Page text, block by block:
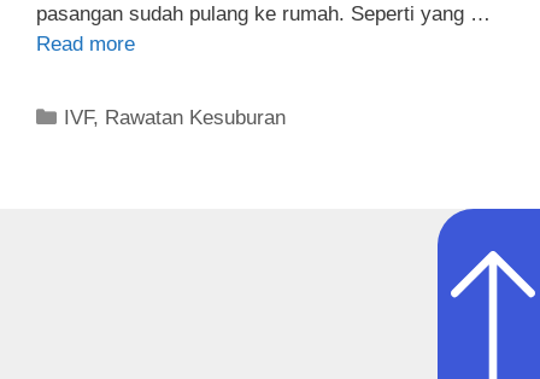
pasangan sudah pulang ke rumah. Seperti yang …
Read more
IVF, Rawatan Kesuburan